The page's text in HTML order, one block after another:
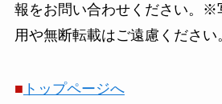
報をお問い合わせください。※
用や無断転載はご遠慮ください
■ トップページへ